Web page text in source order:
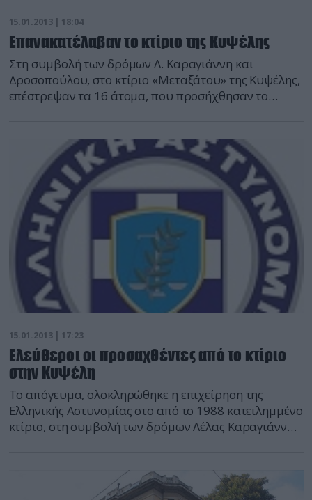
15.01.2013 | 18:04
Επανακατέλαβαν το κτίριο της Κυψέλης
Στη συμβολή των δρόμων Λ. Καραγιάννη και
Δροσοπούλου, στο κτίριο «Μεταξάτου» της Κυψέλης,
επέστρεψαν τα 16 άτομα, που προσήχθησαν το
που διενεργήθηκε το πρωί από αστυνομικές
δυνάμεις δεν ήταν «εκκένωσης» του κτιρίου,
δεδομένου ότι δεν απαιτήθηκε κάτι τέτοιο από τον
15.01.2013 | 17:23
Ελεύθεροι οι προσαχθέντες από το κτίριο
στην Κυψέλη
Το απόγευμα, ολοκληρώθηκε η επιχείρηση της
Ελληνικής Αστυνομίας στο από το 1988 κατειλημμένο
κτίριο, στη συμβολή των δρόμων Λέλας Καραγιάννης
το μεσημέρι από το κτίριο, αφέθηκαν όλα ελεύθερα.
Τμήμα ειδήσεων defencenet.gr